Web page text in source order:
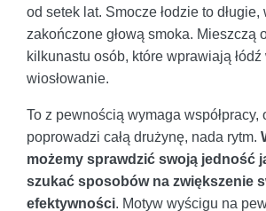
od setek lat. Smocze łodzie to długie,
zakończone głową smoka. Mieszczą
kilkunastu osób, które wprawiają
wiosłowanie.
To z pewnością wymaga współpracy,
poprowadzi całą drużynę, nada rytm.
możemy sprawdzić swoją jedność
szukać sposobów na zwiększenie
efektywności. Motyw wyścigu na